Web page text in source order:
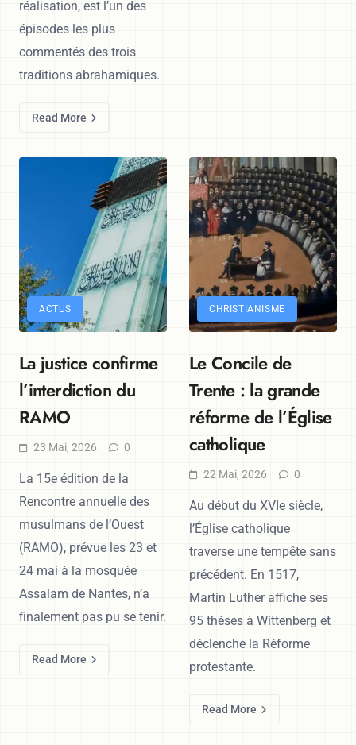
réalisation, est l’un des
épisodes les plus
commentés des trois
traditions abrahamiques.
Read More
ACTUS
La justice confirme
l’interdiction du
RAMO
23 Mai, 2026 0
La 15e édition de la
Rencontre annuelle des
musulmans de l’Ouest
(RAMO), prévue les 23 et
24 mai à la mosquée
Assalam de Nantes, n’a
finalement pas pu se tenir.
Read More
CHRISTIANISME
Le Concile de
Trente : la grande
réforme de l’Église
catholique
22 Mai, 2026 0
Au début du XVIe siècle,
l’Église catholique
traverse une tempête sans
précédent. En 1517,
Martin Luther affiche ses
95 thèses à Wittenberg et
déclenche la Réforme
protestante.
Read More